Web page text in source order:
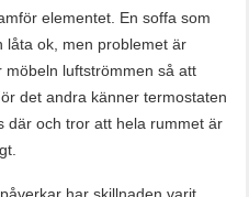
elementet. En soffa som
låta ok, men problemet är
luftströmmen så att
det andra känner termostaten
där och tror att hela rummet är